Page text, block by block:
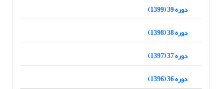
دوره 39 (1399)
دوره 38 (1398)
دوره 37 (1397)
دوره 36 (1396)